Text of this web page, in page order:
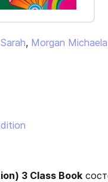
, Morgan Michaela
3 Class Book